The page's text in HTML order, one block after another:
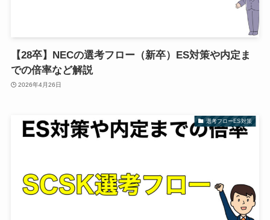
【28卒】NECの選考フロー（新卒）ES対策や内定ま
での倍率など解説
2026年4月26日
選考フローES対策